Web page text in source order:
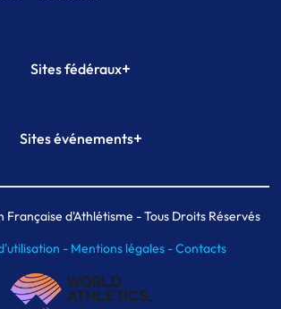
Sites fédéraux+
Plateforme Formation
Sites événements+
Meeting de Paris indoor
MAIF Ekiden de Paris
d'Athlétisme - Tous Droits Réservés
- Mentions légales -Contacts